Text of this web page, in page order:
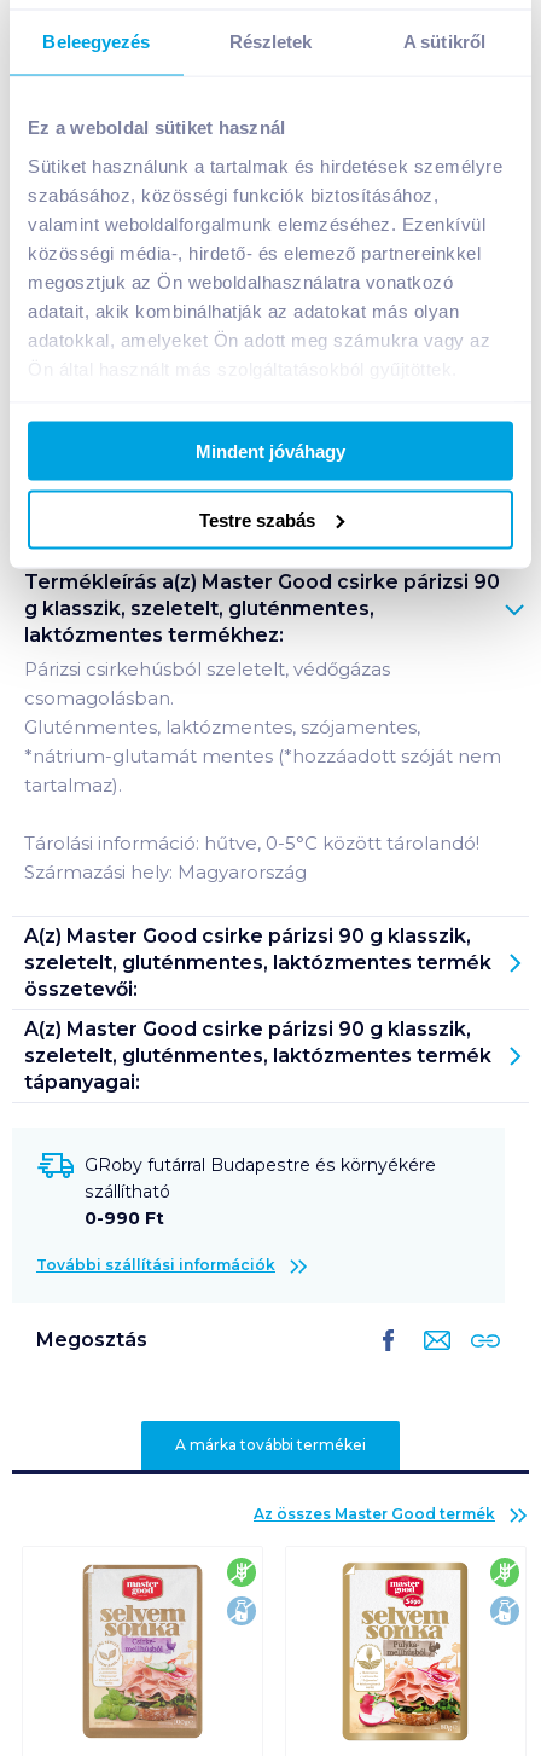
Beleegyezés Részletek A sütikről
Ez a weboldal sütiket használ
Sütiket használunk a tartalmak és hirdetések személyre
szabásához, közösségi funkciók biztosításához,
valamint weboldalforgalmunk elemzéséhez. Ezenkívül
közösségi média-, hirdető- és elemező partnereinkkel
megosztjuk az Ön weboldalhasználatra vonatkozó
adatait, akik kombinálhatják az adatokat más olyan
adatokkal, amelyeket Ön adott meg számukra vagy az
Ön által használt más szolgáltatásokból gyűjtöttek.
Mindent jóváhagy
Testre szabás
gluténmentes, laktózmentes
339Ft /db
Egységár: 3 767 Ft /kg
Nettó eladási ár:
267 db 27 % áfa)
Kosárba
Bevásárlólistához adom Értesíts, ha olcsóbb!
Termékleírás a(z) Master Good csirke párizsi 90
g klasszik, szeletelt, gluténmentes,
laktózmentes termékhez:
Párizsi csirkehúsból szeletelt, védőgázas
csomagolásban.
Gluténmentes, laktózmentes, szójamentes,
*nátrium-glutamát mentes (*hozzáadott szóját nem
tartalmaz).
Tárolási információ: hűtve, 0-5°C között tárolandó!
Származási hely: Magyarország
A(z) Master Good csirke párizsi 90 g klasszik,
szeletelt, gluténmentes, laktózmentes termék
összetevői:
A(z) Master Good csirke párizsi 90 g klasszik,
szeletelt, gluténmentes, laktózmentes termék
tápanyagai:
GRoby futárral Budapestre és környékére
szállítható
0-990 Ft
További szállítási információk
Megosztás
A márka további termékei
Az összes Master Good termék
gluténmentes
laktózmentes